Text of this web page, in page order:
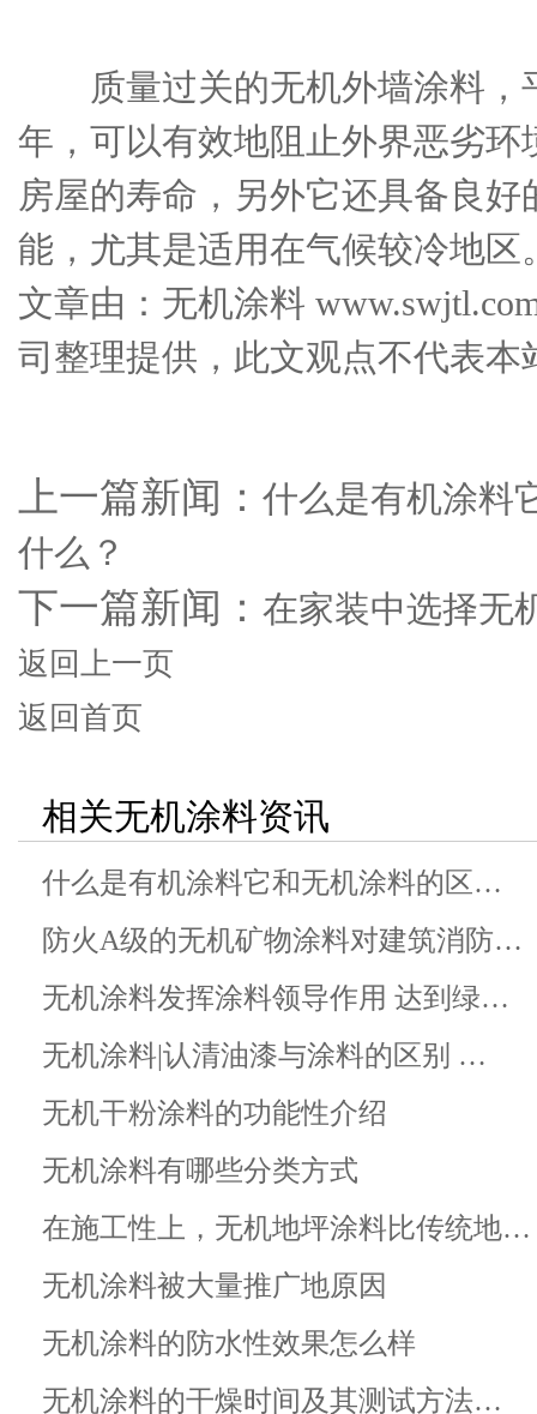
质量过关的无机外墙涂料，
年，可以有效地阻止外界恶劣
房屋的寿命，另外它还具备良
能，尤其是适用在气候较冷地区
文章由：无机涂料
司整理提供，此文观点不代表本
上一篇新闻： 什么是有机涂料
什么？
下一篇新闻： 在家装中选择无
返回上一页
返回首页
相关无机涂料资讯
什么是有机涂料它和无机涂料的区…
防火A级的无机矿物涂料对建筑消防…
无机涂料发挥涂料领导作用 达到绿…
无机涂料|认清油漆与涂料的区别 …
无机干粉涂料的功能性介绍
无机涂料有哪些分类方式
在施工性上，无机地坪涂料比传统地…
无机涂料被大量推广地原因
无机涂料的防水性效果怎么样
无机涂料的干燥时间及其测试方法…